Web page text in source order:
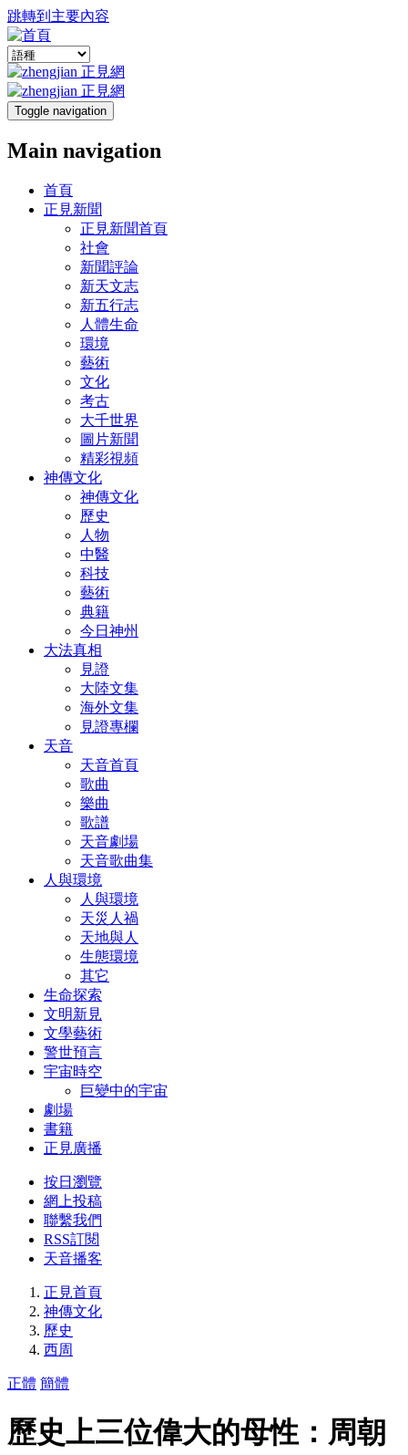
跳轉到主要內容
Toggle navigation
Main navigation
首頁
正見新聞
正見新聞首頁
社會
新聞評論
新天文志
新五行志
人體生命
環境
藝術
文化
考古
大千世界
圖片新聞
精彩視頻
神傳文化
神傳文化
歷史
人物
中醫
科技
藝術
典籍
今日神州
大法真相
見證
大陸文集
海外文集
見證專欄
天音
天音首頁
歌曲
樂曲
歌譜
天音劇場
天音歌曲集
人與環境
人與環境
天災人禍
天地與人
生態環境
其它
生命探索
文明新見
文學藝術
警世預言
宇宙時空
巨變中的宇宙
劇場
書籍
正見廣播
按日瀏覽
網上投稿
聯繫我們
RSS訂閱
天音播客
正見首頁
神傳文化
歷史
西周
正體 簡體
歷史上三位偉大的母性：周朝